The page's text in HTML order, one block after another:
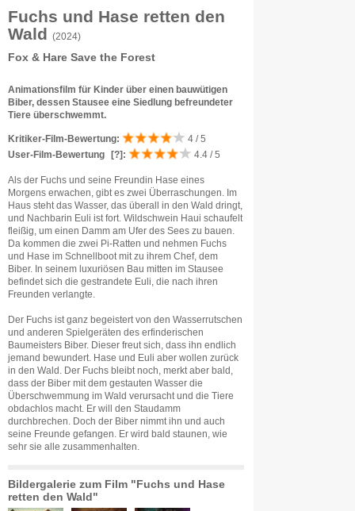
Fuchs und Hase retten den
Wald (2024)
Fox & Hare Save the Forest
Animationsfilm für Kinder über einen bauwütigen
Biber, dessen Stausee eine Siedlung befreundeter
Tiere überschwemmt.
Kritiker-Film-Bewertung:
4 / 5
User-Film-Bewertung
[?] : 4.4 / 5
Als der Fuchs und seine Freundin Hase eines
Morgens erwachen, gibt es zwei Überraschungen. Im
Haus steht das Wasser, das überall in den Wald dringt,
und Nachbarin Euli ist fort. Wildschwein Haui schaufelt
fleißig, um einen Damm am Ufer des Sees zu bauen.
Da kommen die zwei Pi-Ratten und nehmen Fuchs
und Hase im Schnellboot mit zu ihrem Chef, dem
Biber. In seinem luxuriösen Bau mitten im Stausee
befindet sich die gestrandete Euli, die nach ihren
Freunden verlangte.
Der Fuchs ist ganz begeistert von den Wasserrutschen
und anderen Spielgeräten des erfinderischen
Baumeisters Biber. Dieser freut sich, dass ihn endlich
jemand bewundert. Hase und Euli aber wollen zurück
in den Wald. Der Fuchs bleibt noch, merkt aber bald,
dass der Biber mit dem gestauten Wasser die
Überschwemmung im Wald verursacht und die Tiere
obdachlos macht. Er will den Staudamm
durchbrechen. Doch der Biber nimmt ihn und auch
seine Freunde gefangen. Er wird bald staunen, wie
sehr sie alle zusammenhalten.
Bildergalerie zum Film "Fuchs und Hase
retten den Wald"